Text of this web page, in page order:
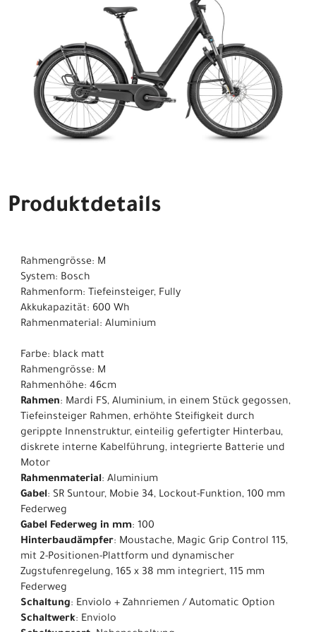
Produktdetails
Rahmengrösse: M
System: Bosch
Rahmenform: Tiefeinsteiger, Fully
Akkukapazität: 600 Wh
Rahmenmaterial: Aluminium
Farbe: black matt
Rahmengrösse: M
Rahmenhöhe: 46cm
Rahmen: Mardi FS, Aluminium, in einem Stück gegossen,
Tiefeinsteiger Rahmen, erhöhte Steifigkeit durch
gerippte Innenstruktur, einteilig gefertigter Hinterbau,
diskrete interne Kabelführung, integrierte Batterie und
Motor
Rahmenmaterial: Aluminium
Gabel: SR Suntour, Mobie 34, Lockout-Funktion, 100 mm
Federweg
Gabel Federweg in mm: 100
Hinterbaudämpfer: Moustache, Magic Grip Control 115,
mit 2-Positionen-Plattform und dynamischer
Zugstufenregelung, 165 x 38 mm integriert, 115 mm
Federweg
Schaltung: Enviolo + Zahnriemen / Automatic Option
Schaltwerk: Enviolo